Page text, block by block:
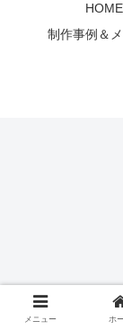
HOME
制作事例＆
メニュー ホ